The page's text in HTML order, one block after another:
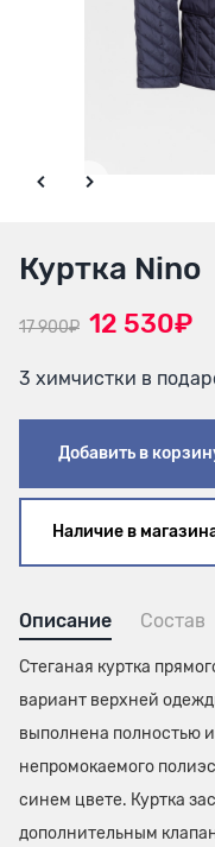
Куртка Nino
17 900₽ 12 530₽
3 химчистки в
Добавить в
Наличие в
Описание Состав
Стеганая куртка
вариант верхней
выполнена полностью
непромокаемого
синем цвете. Куртка
дополнительным